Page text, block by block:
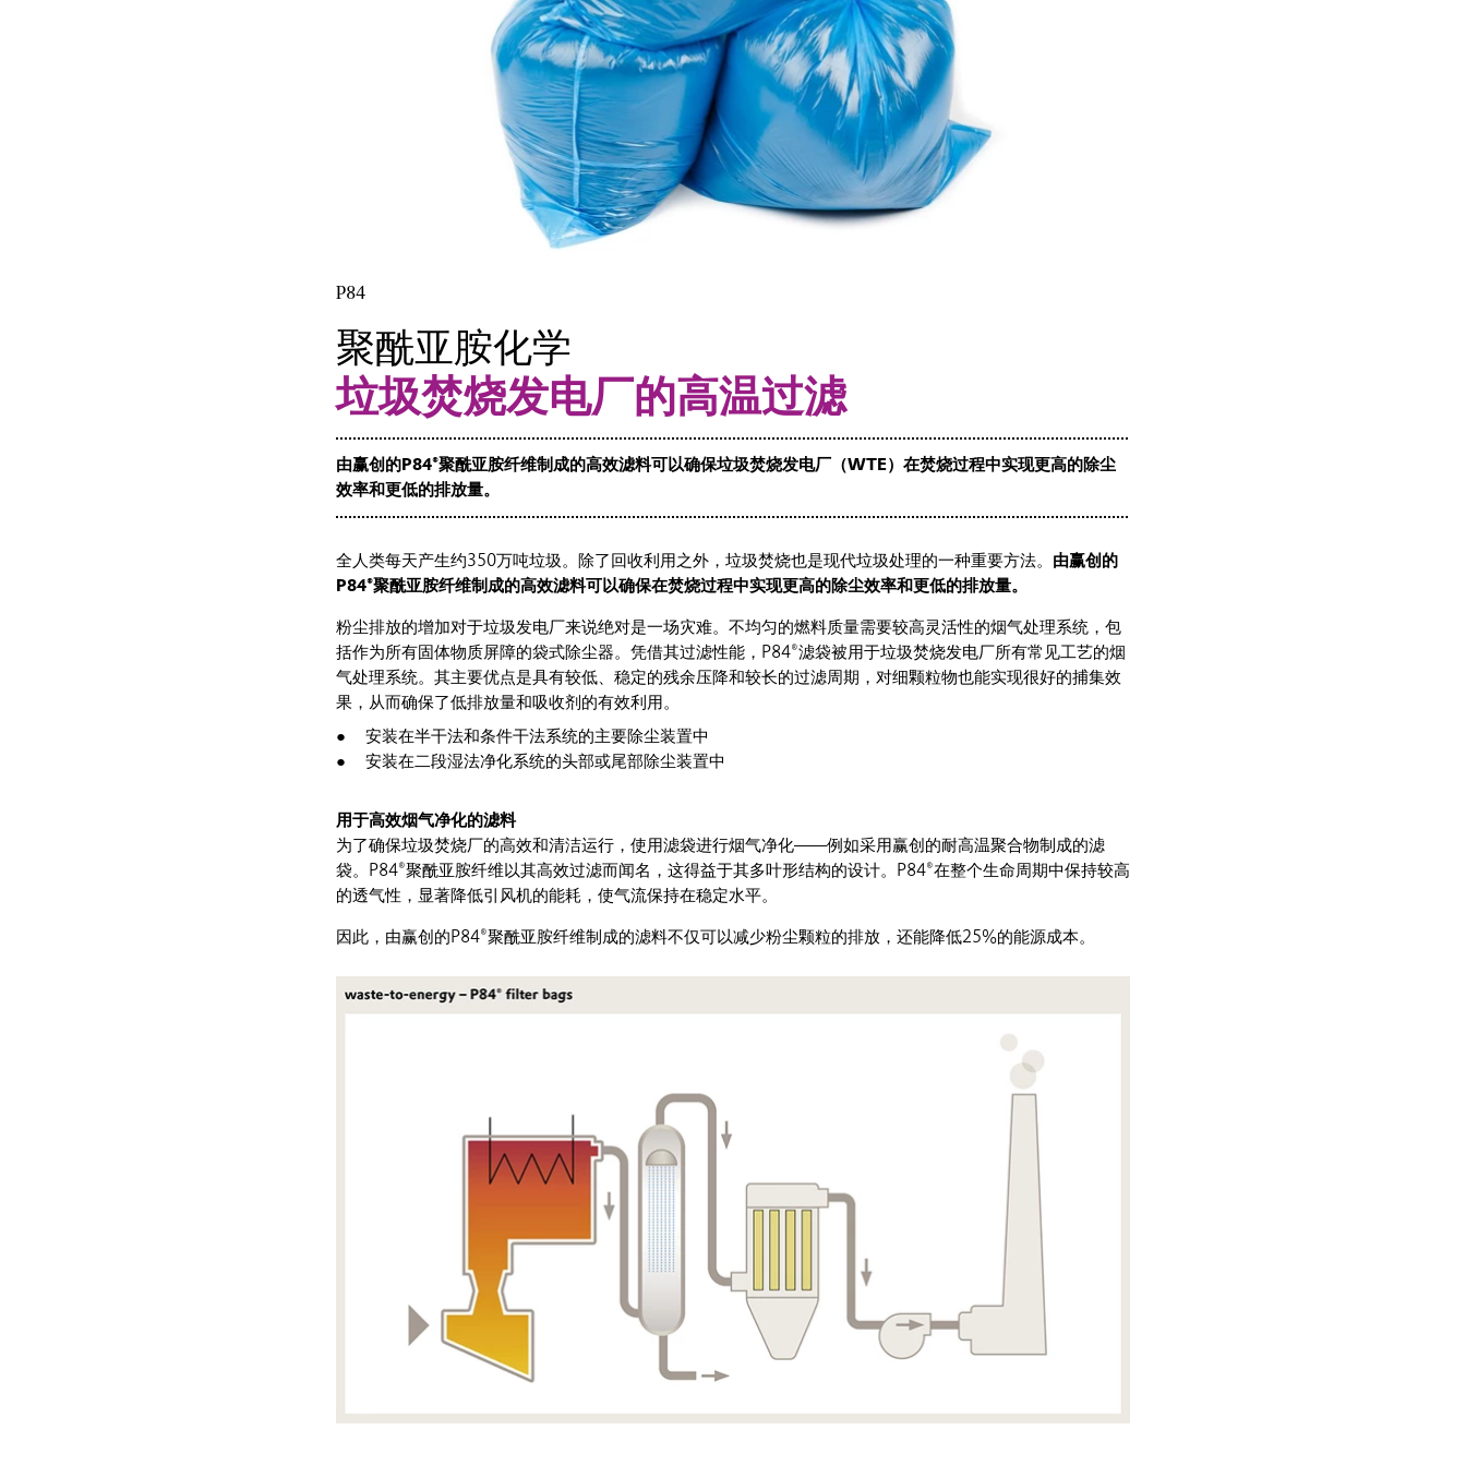
P84
聚酰亚胺化学
垃圾焚烧发电厂的高温过滤
由赢创的P84®聚酰亚胺纤维制成的高效滤料可以确保垃圾焚烧发电厂（WTE）在焚烧过程中实现更高的除尘
效率和更低的排放量。
全人类每天产生约350万吨垃圾。除了回收利用之外，垃圾焚烧也是现代垃圾处理的一种重要方法。 由赢创的
P84®聚酰亚胺纤维制成的高效滤料可以确保在焚烧过程中实现更高的除尘效率和更低的排放量。
粉尘排放的增加对于垃圾发电厂来说绝对是一场灾难。不均匀的燃料质量需要较高灵活性的烟气处理系统，包
括作为所有固体物质屏障的袋式除尘器。凭借其过滤性能，P84®滤袋被用于垃圾焚烧发电厂所有常见工艺的烟
气处理系统。其主要优点是具有较低、稳定的残余压降和较长的过滤周期，对细颗粒物也能实现很好的捕集效
果，从而确保了低排放量和吸收剂的有效利用。
安装在半干法和条件干法系统的主要除尘装置中
安装在二段湿法净化系统的头部或尾部除尘装置中
用于高效烟气净化的滤料
为了确保垃圾焚烧厂的高效和清洁运行，使用滤袋进行烟气净化——例如采用赢创的耐高温聚合物制成的滤
袋。P84®聚酰亚胺纤维以其高效过滤而闻名，这得益于其多叶形结构的设计。P84®在整个生命周期中保持较高
的透气性，显著降低引风机的能耗，使气流保持在稳定水平。
因此，由赢创的P84®聚酰亚胺纤维制成的滤料不仅可以减少粉尘颗粒的排放，还能降低25%的能源成本。